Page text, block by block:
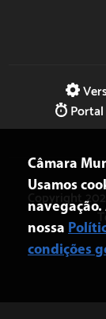
Portal
Copyright
Câmara
Usamos
nossa
condições